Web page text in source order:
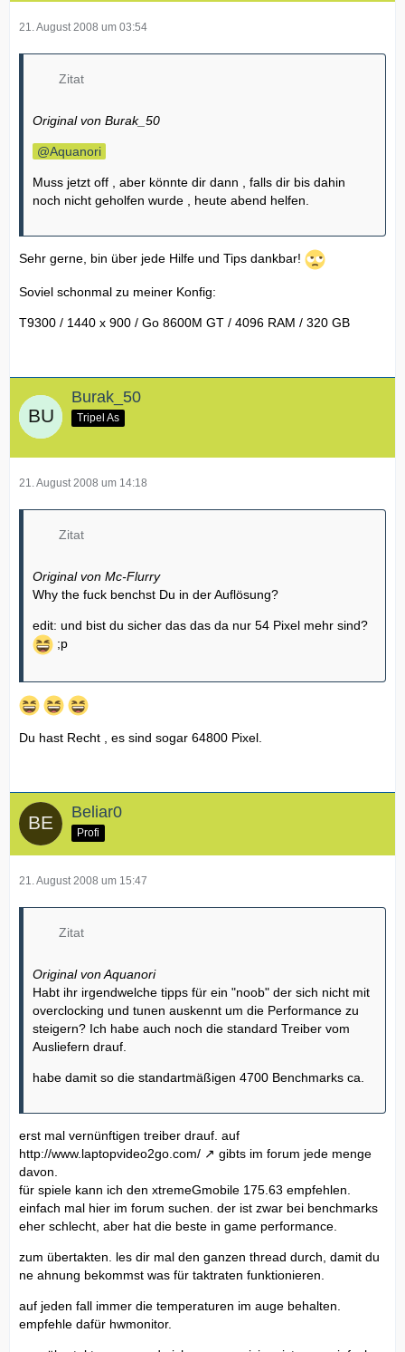
21. August 2008 um 03:54
Zitat
Original von Burak_50
Aquanori
Muss jetzt off , aber könnte dir dann , falls dir bis dahin
noch nicht geholfen wurde , heute abend helfen.
Sehr gerne, bin über jede Hilfe und Tips dankbar!
Soviel schonmal zu meiner Konfig:
T9300 / 1440 x 900 / Go 8600M GT / 4096 RAM / 320 GB
Burak_50
Tripel As
21. August 2008 um 14:18
Zitat
Original von Mc-Flurry
Why the fuck benchst Du in der Auflösung?
edit: und bist du sicher das das da nur 54 Pixel mehr sind?
;p
Du hast Recht , es sind sogar 64800 Pixel.
Beliar0
Profi
21. August 2008 um 15:47
Zitat
Original von Aquanori
Habt ihr irgendwelche tipps für ein "noob" der sich nicht mit
overclocking und tunen auskennt um die Performance zu
steigern? Ich habe auch noch die standard Treiber vom
Ausliefern drauf.
habe damit so die standartmäßigen 4700 Benchmarks ca.
erst mal vernünftigen treiber drauf. auf
http://www.laptopvideo2go.com/
gibts im forum jede menge
davon.
für spiele kann ich den xtremeGmobile 175.63 empfehlen.
einfach mal hier im forum suchen. der ist zwar bei benchmarks
eher schlecht, aber hat die beste in game performance.
zum übertakten. les dir mal den ganzen thread durch, damit du
ne ahnung bekommst was für taktraten funktionieren.
auf jeden fall immer die temperaturen im auge behalten.
empfehle dafür hwmonitor.